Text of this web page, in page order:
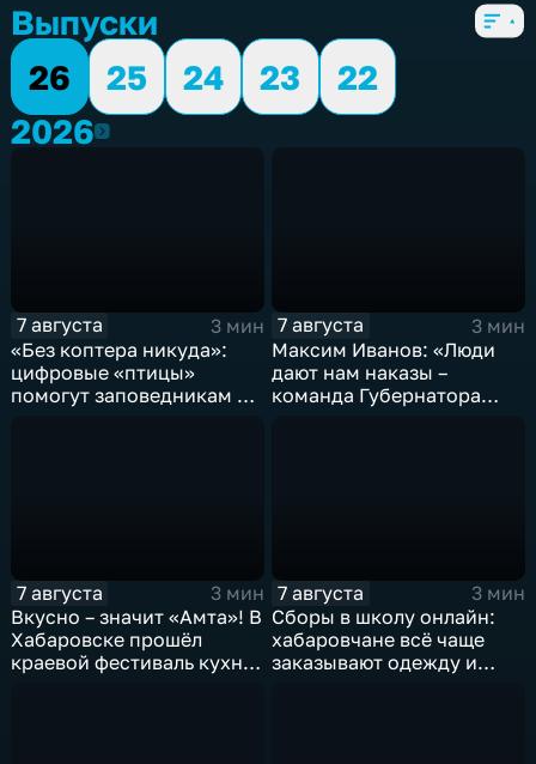
Выпуски
26
25 24 23
22
20262026
7 августа
3 мин
«Без коптера никуда»:
цифровые «птицы»
помогут заповедникам в
7 августа
3 мин
Максим Иванов: «Люди
дают нам наказы –
команда Губернатора
7 августа
3 мин
Вкусно – значит «Амта»! В
Хабаровске прошёл
краевой фестиваль кухни
7 августа
3 мин
Сборы в школу онлайн:
хабаровчане всё чаще
заказывают одежду и